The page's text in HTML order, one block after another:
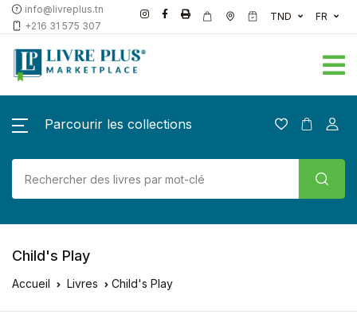
info@livreplus.tn
+216 31 575 307
TND FR
Parcourir les collections
Child's Play
Accueil Livres Child's Play